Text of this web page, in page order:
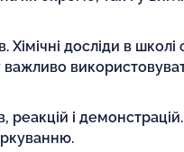
досліди в
реакцій і